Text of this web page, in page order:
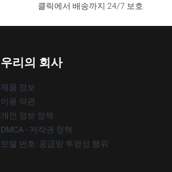
클릭에서 배송까지 24/7 보호
우리의 회사
제품 정보
이용 약관
개인 정보 정책
DMCA - 저작권 정책
모델 번호: 공급망 투명성 행위